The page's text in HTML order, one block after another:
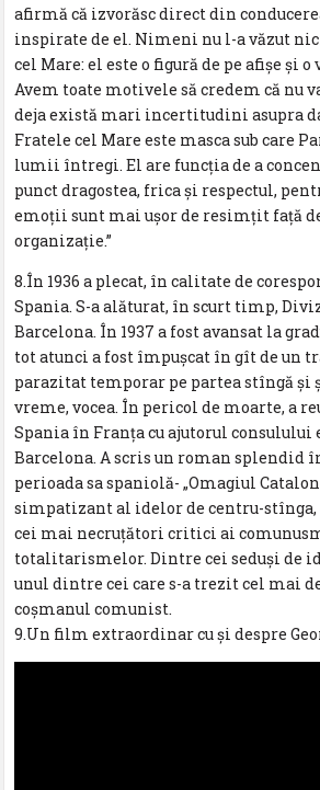
afirmă că izvorăsc direct din
inspirate de el. Nimeni nu l-a văzut
cel Mare: el este o figură de pe afişe şi o
Avem toate motivele să credem că nu
deja există mari incertitudini asupra
Fratele cel Mare este masca sub care
lumii întregi. El are funcţia de a
punct dragostea, frica şi respectul,
emoţii sunt mai uşor de resimţit faţă
organizaţie.”
8.În 1936 a plecat, în calitate de
Spania. S-a alăturat, în scurt timp,
Barcelona. În 1937 a fost avansat la
tot atunci a fost împuşcat în gît de un
parazitat temporar pe partea stîngă şi
vreme, vocea. În pericol de moarte, a
Spania în Franţa cu ajutorul consulului
Barcelona. A scris un roman splendid
perioada sa spaniolă- „Omagiul
simpatizant al idelor de centru-
cei mai necruţători critici ai
totalitarismelor. Dintre cei seduşi de
unul dintre cei care s-a trezit cel mai
coşmanul comunist.
9.Un film extraordinar cu şi despre